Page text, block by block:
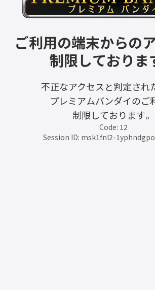
ご利用の端末からの
制限しておりま
不正なアクセスと判定され
プレミアムバンダイのご
制限しております。
Code: 12
Session ID: msk1fnl2-